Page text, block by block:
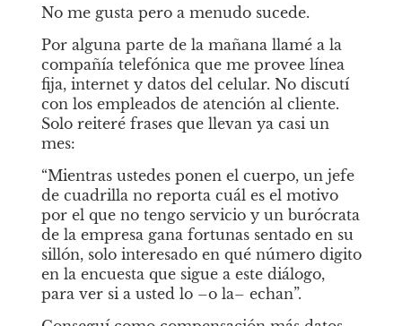
No me gusta pero a menudo sucede.
Por alguna parte de la mañana llamé a la
compañía telefónica que me provee línea
fija, internet y datos del celular. No discutí
con los empleados de atención al cliente.
Solo reiteré frases que llevan ya casi un
mes:
“Mientras ustedes ponen el cuerpo, un jefe
de cuadrilla no reporta cuál es el motivo
por el que no tengo servicio y un burócrata
de la empresa gana fortunas sentado en su
sillón, solo interesado en qué número digito
en la encuesta que sigue a este diálogo,
para ver si a usted lo –o la– echan”.